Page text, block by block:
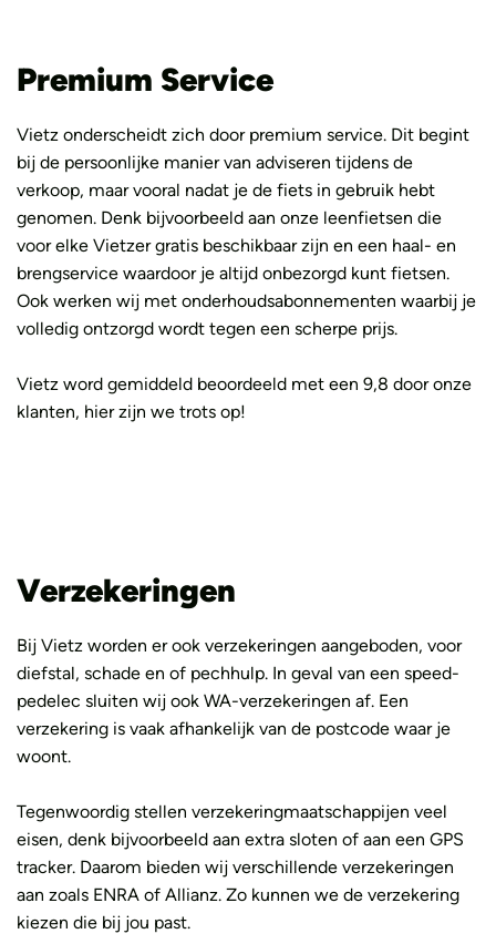
Premium Service
Vietz onderscheidt zich door premium service. Dit begint
bij de persoonlijke manier van adviseren tijdens de
verkoop, maar vooral nadat je de fiets in gebruik hebt
genomen. Denk bijvoorbeeld aan onze leenfietsen die
voor elke Vietzer gratis beschikbaar zijn en een haal- en
brengservice waardoor je altijd onbezorgd kunt fietsen.
Ook werken wij met onderhoudsabonnementen waarbij je
volledig ontzorgd wordt tegen een scherpe prijs.
Vietz word gemiddeld beoordeeld met een 9,8 door onze
klanten, hier zijn we trots op!
Verzekeringen
Bij Vietz worden er ook verzekeringen aangeboden, voor
diefstal, schade en of pechhulp. In geval van een speed-
pedelec sluiten wij ook WA-verzekeringen af. Een
verzekering is vaak afhankelijk van de postcode waar je
woont.
Tegenwoordig stellen verzekeringmaatschappijen veel
eisen, denk bijvoorbeeld aan extra sloten of aan een GPS
tracker. Daarom bieden wij verschillende verzekeringen
aan zoals ENRA of Allianz. Zo kunnen we de verzekering
kiezen die bij jou past.